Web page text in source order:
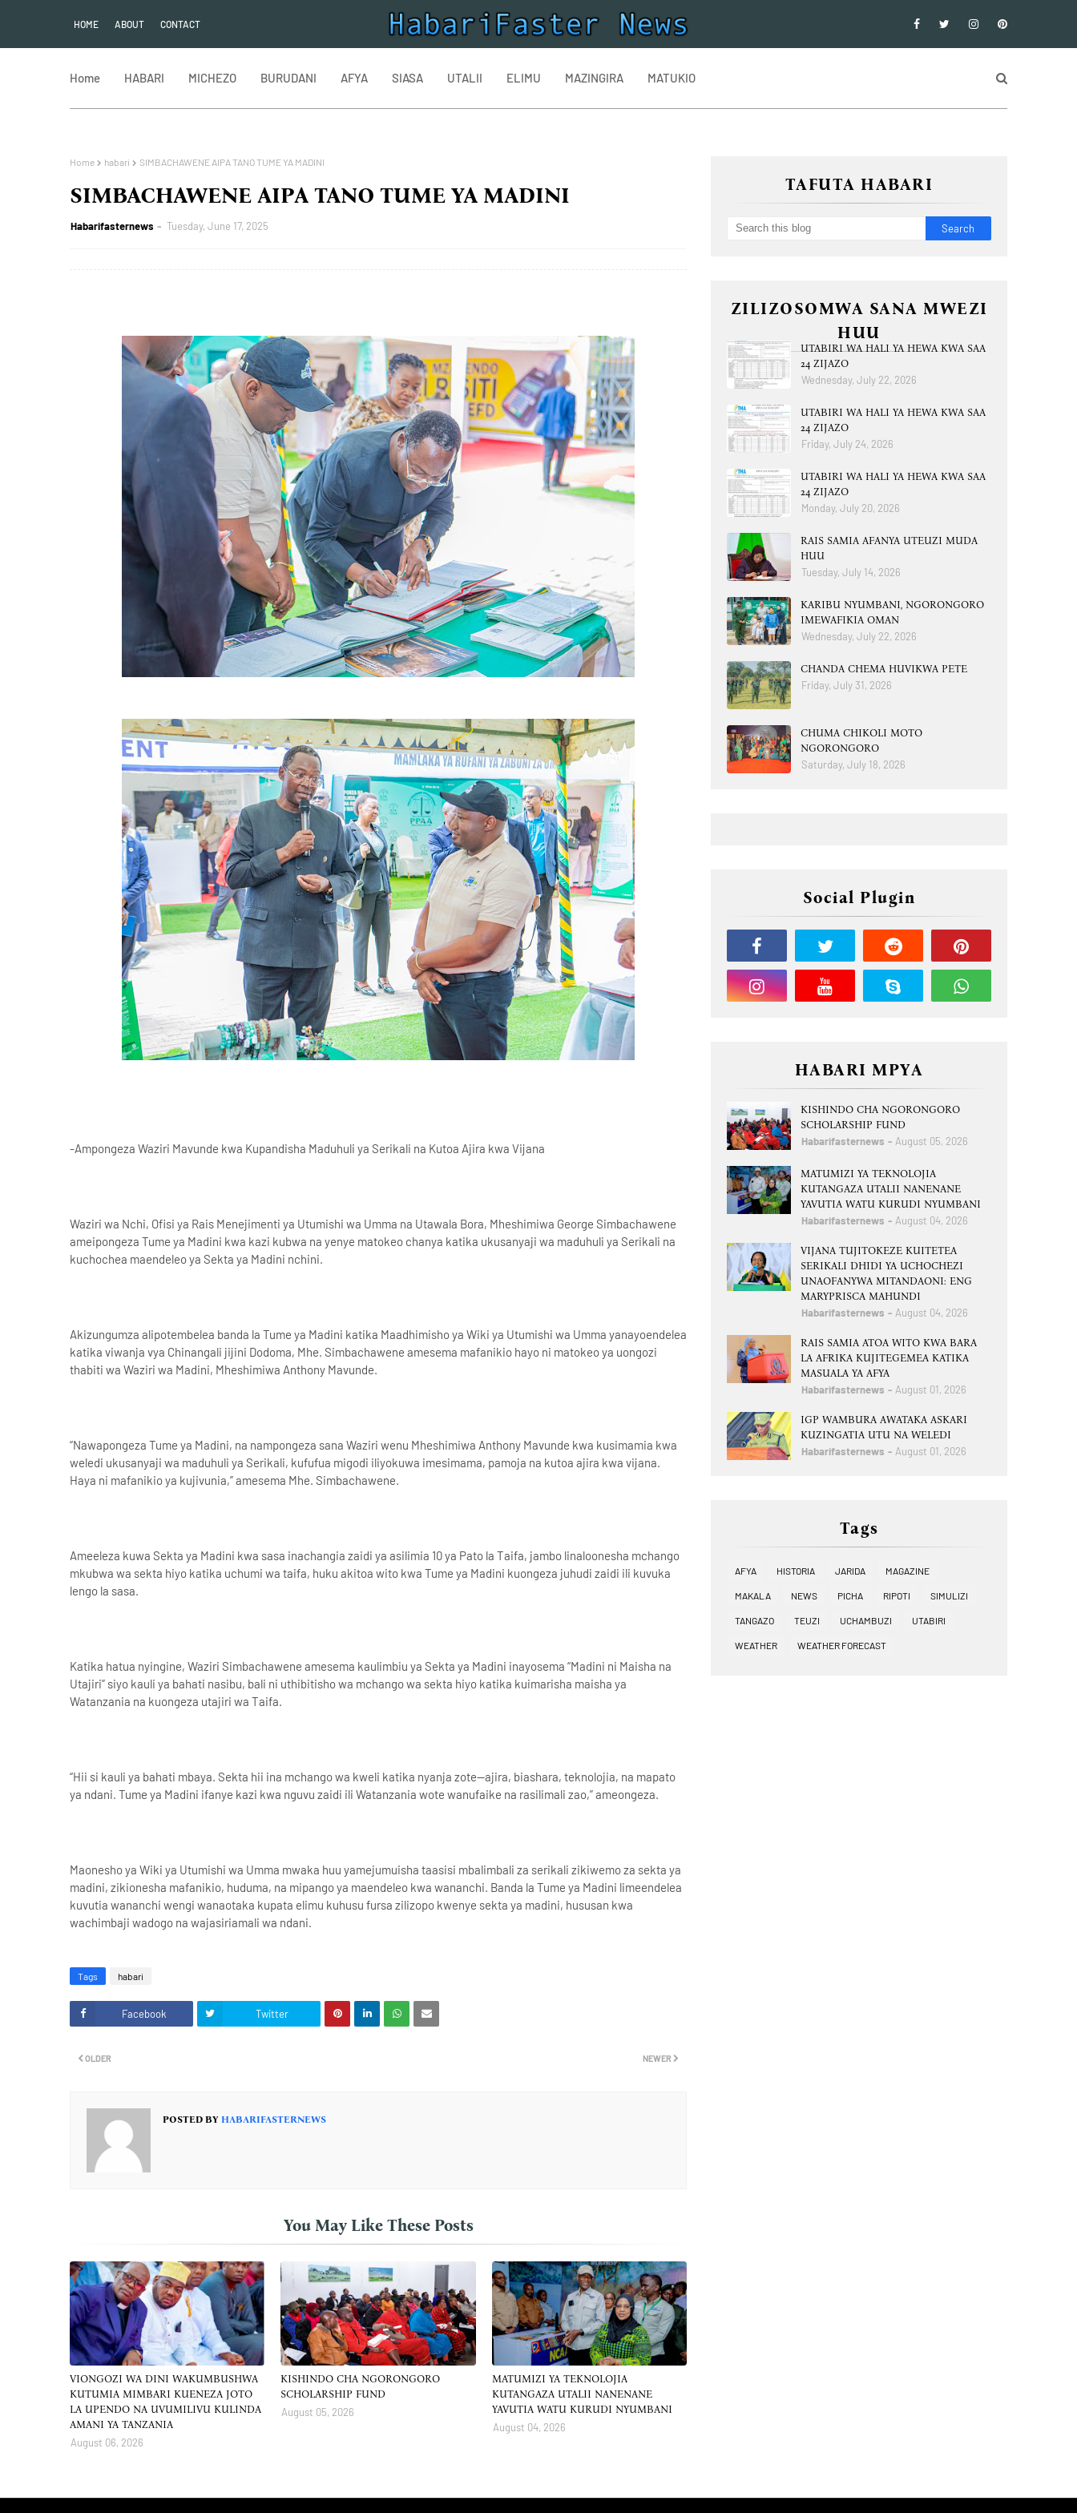
HOME ABOUT CONTACT
Home HABARI MICHEZO BURUDANI AFYA SIASA UTALII ELIMU MAZINGIRA MATUKIO
Home habari SIMBACHAWENE AIPA TANO TUME YA MADINI
SIMBACHAWENE AIPA TANO TUME YA MADINI
Habarifasternews Tuesday, June 17, 2025
-Ampongeza Waziri Mavunde kwa Kupandisha Maduhuli ya Serikali na Kutoa Ajira kwa Vijana
Waziri wa Nchi, Ofisi ya Rais Menejimenti ya Utumishi wa Umma na Utawala Bora, Mheshimiwa George Simbachawene
ameipongeza Tume ya Madini kwa kazi kubwa na yenye matokeo chanya katika ukusanyaji wa maduhuli ya Serikali na
kuchochea maendeleo ya Sekta ya Madini nchini.
Akizungumza alipotembelea banda la Tume ya Madini katika Maadhimisho ya Wiki ya Utumishi wa Umma yanayoendelea
katika viwanja vya Chinangali jijini Dodoma, Mhe. Simbachawene amesema mafanikio hayo ni matokeo ya uongozi
thabiti wa Waziri wa Madini, Mheshimiwa Anthony Mavunde.
“Nawapongeza Tume ya Madini, na nampongeza sana Waziri wenu Mheshimiwa Anthony Mavunde kwa kusimamia kwa
weledi ukusanyaji wa maduhuli ya Serikali, kufufua migodi iliyokuwa imesimama, pamoja na kutoa ajira kwa vijana.
Haya ni mafanikio ya kujivunia,” amesema Mhe. Simbachawene.
Ameeleza kuwa Sekta ya Madini kwa sasa inachangia zaidi ya asilimia 10 ya Pato la Taifa, jambo linaloonesha mchango
mkubwa wa sekta hiyo katika uchumi wa taifa, huku akitoa wito kwa Tume ya Madini kuongeza juhudi zaidi ili kuvuka
lengo la sasa.
Katika hatua nyingine, Waziri Simbachawene amesema kaulimbiu ya Sekta ya Madini inayosema “Madini ni Maisha na
Utajiri” siyo kauli ya bahati nasibu, bali ni uthibitisho wa mchango wa sekta hiyo katika kuimarisha maisha ya
Watanzania na kuongeza utajiri wa Taifa.
“Hii si kauli ya bahati mbaya. Sekta hii ina mchango wa kweli katika nyanja zote—ajira, biashara, teknolojia, na mapato
ya ndani. Tume ya Madini ifanye kazi kwa nguvu zaidi ili Watanzania wote wanufaike na rasilimali zao,” ameongeza.
Maonesho ya Wiki ya Utumishi wa Umma mwaka huu yamejumuisha taasisi mbalimbali za serikali zikiwemo za sekta ya
madini, zikionesha mafanikio, huduma, na mipango ya maendeleo kwa wananchi. Banda la Tume ya Madini limeendelea
kuvutia wananchi wengi wanaotaka kupata elimu kuhusu fursa zilizopo kwenye sekta ya madini, hususan kwa
wachimbaji wadogo na wajasiriamali wa ndani.
Tags habari
Facebook Twitter
NEWER
OLDER
POSTED BY HABARIFASTERNEWS
You May Like These Posts
VIONGOZI WA DINI WAKUMBUSHWA
KUTUMIA MIMBARI KUENEZA JOTO
LA UPENDO NA UVUMILIVU KULINDA
AMANI YA TANZANIA
August 06, 2026
KISHINDO CHA NGORONGORO
SCHOLARSHIP FUND
August 05, 2026
MATUMIZI YA TEKNOLOJIA
KUTANGAZA UTALII NANENANE
YAVUTIA WATU KURUDI NYUMBANI
August 04, 2026
TAFUTA HABARI
ZILIZOSOMWA SANA MWEZI
HUU
UTABIRI WA HALI YA HEWA KWA SAA
24 ZIJAZO
Wednesday, July 22, 2026
UTABIRI WA HALI YA HEWA KWA SAA
24 ZIJAZO
Friday, July 24, 2026
UTABIRI WA HALI YA HEWA KWA SAA
24 ZIJAZO
Monday, July 20, 2026
RAIS SAMIA AFANYA UTEUZI MUDA
HUU
Tuesday, July 14, 2026
KARIBU NYUMBANI, NGORONGORO
IMEWAFIKIA OMAN
Wednesday, July 22, 2026
CHANDA CHEMA HUVIKWA PETE
Friday, July 31, 2026
CHUMA CHIKOLI MOTO
NGORONGORO
Saturday, July 18, 2026
Social Plugin
HABARI MPYA
KISHINDO CHA NGORONGORO
SCHOLARSHIP FUND
Habarifasternews August 05, 2026
MATUMIZI YA TEKNOLOJIA
KUTANGAZA UTALII NANENANE
YAVUTIA WATU KURUDI NYUMBANI
Habarifasternews August 04, 2026
VIJANA TUJITOKEZE KUITETEA
SERIKALI DHIDI YA UCHOCHEZI
UNAOFANYWA MITANDAONI: ENG
MARYPRISCA MAHUNDI
Habarifasternews August 04, 2026
RAIS SAMIA ATOA WITO KWA BARA
LA AFRIKA KUJITEGEMEA KATIKA
MASUALA YA AFYA
Habarifasternews August 01, 2026
IGP WAMBURA AWATAKA ASKARI
KUZINGATIA UTU NA WELEDI
Habarifasternews August 01, 2026
Tags
AFYA HISTORIA JARIDA MAGAZINE
MAKALA NEWS PICHA RIPOTI SIMULIZI
TANGAZO TEUZI UCHAMBUZI UTABIRI
WEATHER WEATHER FORECAST